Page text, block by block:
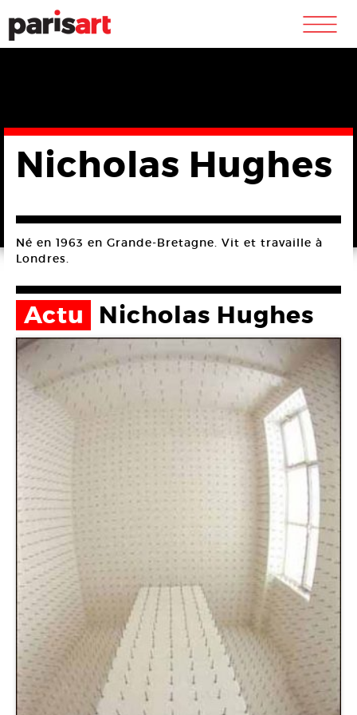
m
Nicholas Hughes
Né en 1963 en Grande-Bretagne. Vit et travaille à
Londres.
Actu Nicholas Hughes